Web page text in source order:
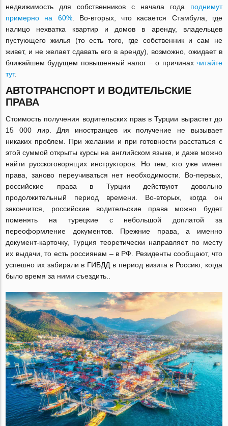
недвижимость для собственников с начала года поднимут
примерно на 60%. Во-вторых, что касается Стамбула, где
налицо нехватка квартир и домов в аренду, владельцев
пустующего жилья (то есть того, где собственник и сам не
живет, и не желает сдавать его в аренду), возможно, ожидает в
ближайшем будущем повышенный налог − о причинах читайте
тут.
АВТОТРАНСПОРТ И ВОДИТЕЛЬСКИЕ
ПРАВА
Стоимость получения водительских прав в Турции вырастет до
15 000 лир. Для иностранцев их получение не вызывает
никаких проблем. При желании и при готовности расстаться с
этой суммой открыты курсы на английском языке, и даже можно
найти русскоговорящих инструкторов. Но тем, кто уже имеет
права, заново переучиваться нет необходимости. Во-первых,
российские права в Турции действуют довольно
продолжительный период времени. Во-вторых, когда он
закончится, российские водительские права можно будет
поменять на турецкие с небольшой доплатой за
переоформление документов. Прежние права, а именно
документ-карточку, Турция теоретически направляет по месту
их выдачи, то есть россиянам – в РФ. Резиденты сообщают, что
успешно их забирали в ГИБДД в период визита в Россию, когда
было время за ними съездить..